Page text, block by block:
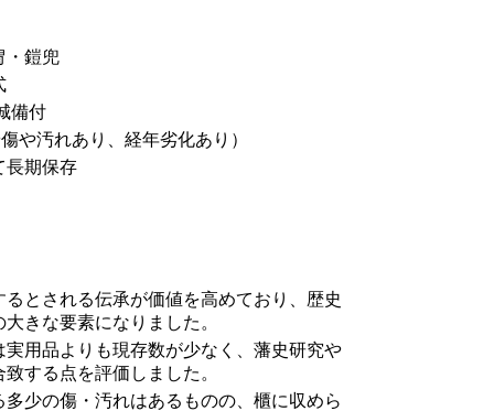
・鎧兜
備付
や汚れあり、経年劣化あり）
長期保存
るとされる伝承が価値を高めており、歴史
きな要素になりました。
実用品よりも現存数が少なく、藩史研究や
する点を評価しました。
多少の傷・汚れはあるものの、櫃に収めら